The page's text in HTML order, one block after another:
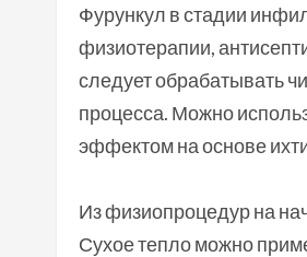
Фурункул в стадии
физиотерапии,
следует обрабатывать
процесса. Можно
эффектом на основе
Из физиопроцедур на
Сухое тепло можно